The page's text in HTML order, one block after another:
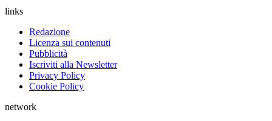
links
Redazione
Licenza sui contenuti
Pubblicità
Iscriviti alla Newsletter
Privacy Policy
Cookie Policy
network